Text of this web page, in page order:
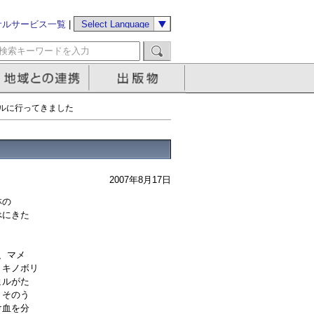
サービス一覧
に行ってきました
2007年8月17日
の
きた
マメ
ノボリ
がた
のう
血を分